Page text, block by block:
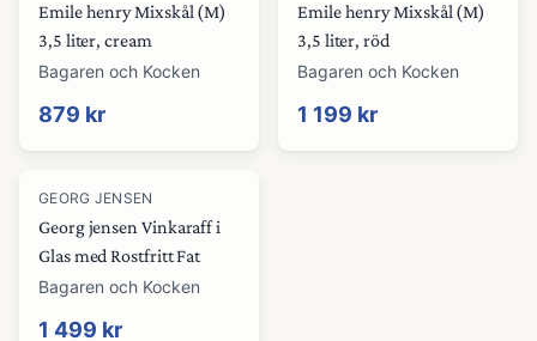
Emile henry Mixskål (M)
3,5 liter, cream
Bagaren och Kocken
879 kr
Emile henry Mixskål (M)
3,5 liter, röd
Bagaren och Kocken
1 199 kr
GEORG JENSEN
Georg jensen Vinkaraff i
Glas med Rostfritt Fat
Bagaren och Kocken
1 499 kr